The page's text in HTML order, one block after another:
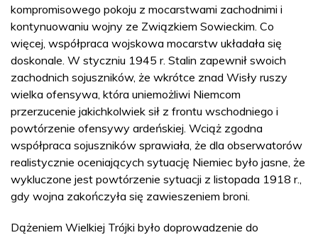
kompromisowego pokoju z mocarstwami zachodnimi i
kontynuowaniu wojny ze Związkiem Sowieckim. Co
więcej, współpraca wojskowa mocarstw układała się
doskonale. W styczniu 1945 r. Stalin zapewnił swoich
zachodnich sojuszników, że wkrótce znad Wisły ruszy
wielka ofensywa, która uniemożliwi Niemcom
przerzucenie jakichkolwiek sił z frontu wschodniego i
powtórzenie ofensywy ardeńskiej. Wciąż zgodna
współpraca sojuszników sprawiała, że dla obserwatorów
realistycznie oceniających sytuację Niemiec było jasne, że
wykluczone jest powtórzenie sytuacji z listopada 1918 r.,
gdy wojna zakończyła się zawieszeniem broni.
Dążeniem Wielkiej Trójki było doprowadzenie do